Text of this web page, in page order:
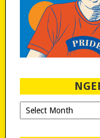
Ngeblog
Sejak